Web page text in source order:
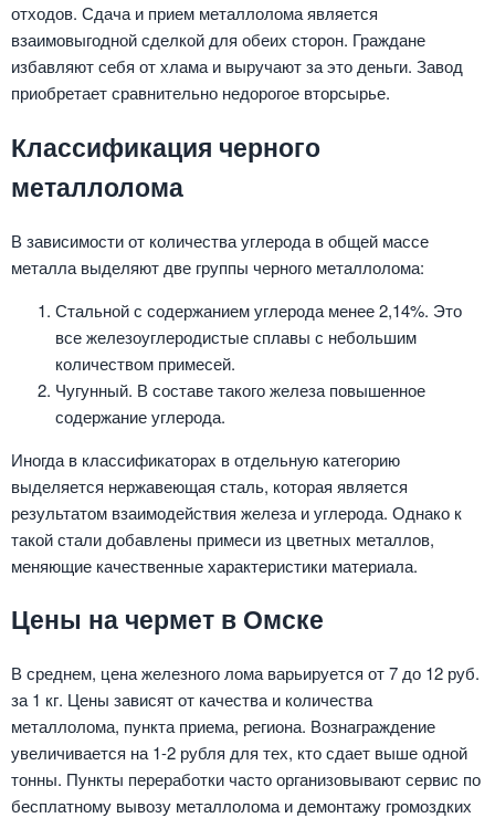
отходов. Сдача и прием металлолома является
взаимовыгодной сделкой для обеих сторон. Граждане
избавляют себя от хлама и выручают за это деньги. Завод
приобретает сравнительно недорогое вторсырье.
Классификация черного
металлолома
В зависимости от количества углерода в общей массе
металла выделяют две группы черного металлолома:
Стальной с содержанием углерода менее 2,14%. Это
все железоуглеродистые сплавы с небольшим
количеством примесей.
Чугунный. В составе такого железа повышенное
содержание углерода.
Иногда в классификаторах в отдельную категорию
выделяется нержавеющая сталь, которая является
результатом взаимодействия железа и углерода. Однако к
такой стали добавлены примеси из цветных металлов,
меняющие качественные характеристики материала.
Цены на чермет в Омске
В среднем, цена железного лома варьируется от 7 до 12 руб.
за 1 кг. Цены зависят от качества и количества
металлолома, пункта приема, региона. Вознаграждение
увеличивается на 1-2 рубля для тех, кто сдает выше одной
тонны. Пункты переработки часто организовывают сервис по
бесплатному вывозу металлолома и демонтажу громоздких